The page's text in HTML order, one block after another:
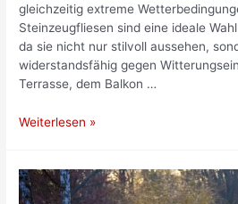
gleichzeitig extreme
Steinzeugfliesen sind eine ideale
da sie nicht nur stilvoll aussehen,
widerstandsfähig gegen
Terrasse, dem Balkon …
Wie
Außenbereich
Stil
Weiterlesen »